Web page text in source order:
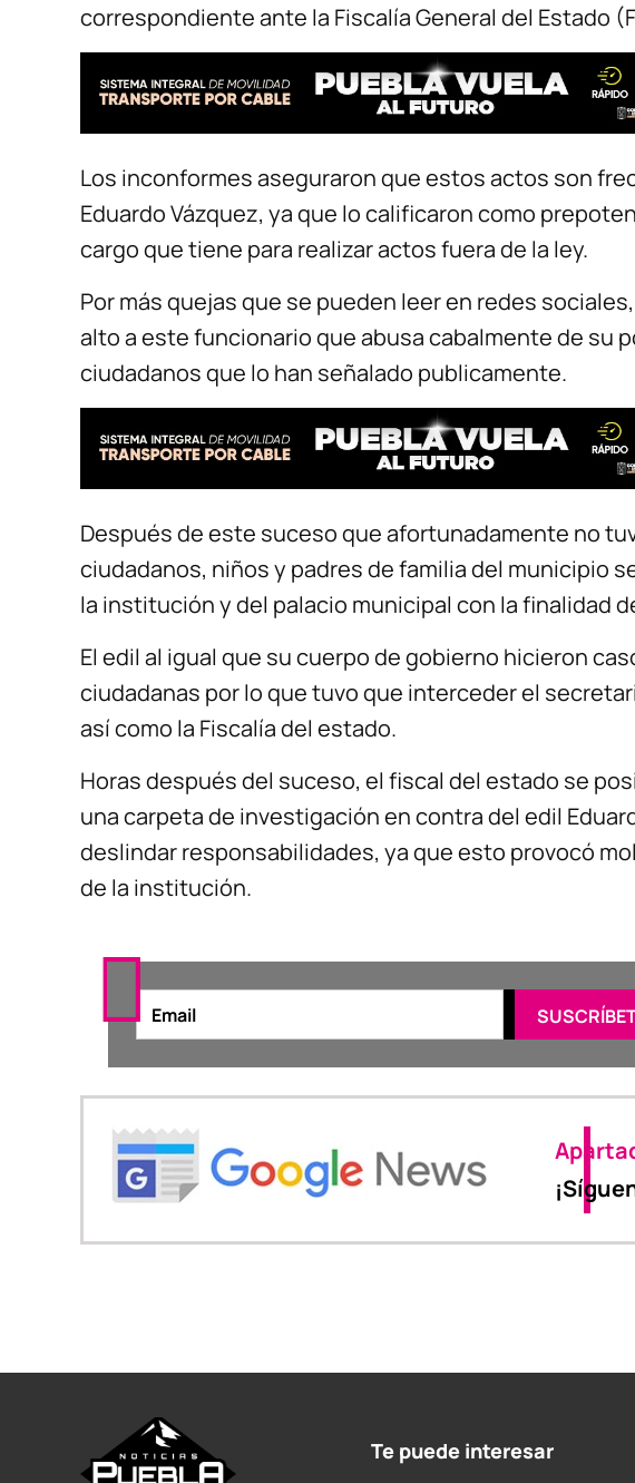
correspondiente ante la Fiscalía General del Estado
Los inconformes aseguraron que estos actos son
Eduardo Vázquez, ya que lo calificaron como
cargo que tiene para realizar actos fuera de la ley.
Por más quejas que se pueden leer en redes
alto a este funcionario que abusa cabalmente de su
ciudadanos que lo han señalado publicamente.
Después de este suceso que afortunadamente no
ciudadanos, niños y padres de familia del municipio
la institución y del palacio municipal con la finalidad
El edil al igual que su cuerpo de gobierno hicieron
ciudadanas por lo que tuvo que interceder el
así como la Fiscalía del estado.
Horas después del suceso, el fiscal del estado se
una carpeta de investigación en contra del edil
deslindar responsabilidades, ya que esto provocó
de la institución.
Te puede interesar